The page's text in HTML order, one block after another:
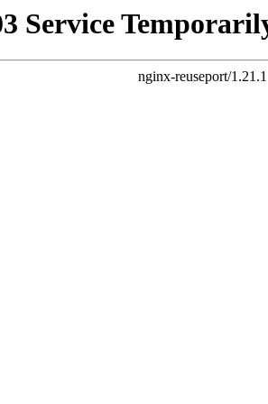
Service
nginx-reuseport/1.21.1